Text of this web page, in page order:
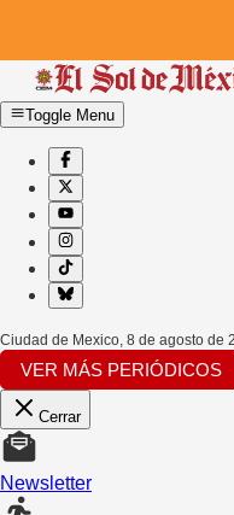
Toggle Menu
Ciudad de Mexico, 8 de agosto de
VER MÁS PERIÓDICOS
Cerrar
Newsletter